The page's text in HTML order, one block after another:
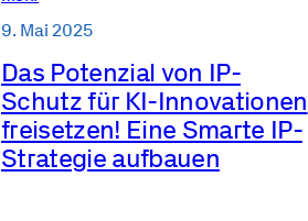
9. Mai 2025
Das Potenzial von IP-
Schutz für KI-Innovationen
freisetzen! Eine Smarte IP-
Strategie aufbauen